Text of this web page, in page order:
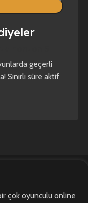
geçerli
Sınırlı süre aktif
çok oyunculu online